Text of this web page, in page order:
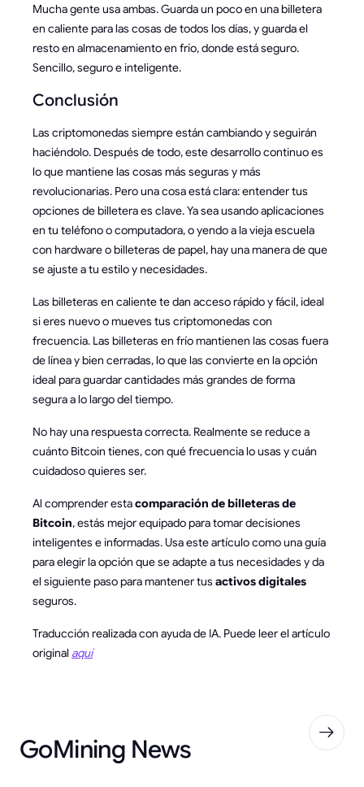
Mucha gente usa ambas. Guarda un poco en una billetera
en caliente para las cosas de todos los días, y guarda el
resto en almacenamiento en frío, donde está seguro.
Sencillo, seguro e inteligente.
Conclusión
Las criptomonedas siempre están cambiando y seguirán
haciéndolo. Después de todo, este desarrollo continuo es
lo que mantiene las cosas más seguras y más
revolucionarias. Pero una cosa está clara: entender tus
opciones de billetera es clave. Ya sea usando aplicaciones
en tu teléfono o computadora, o yendo a la vieja escuela
con hardware o billeteras de papel, hay una manera de que
se ajuste a tu estilo y necesidades.
Las billeteras en caliente te dan acceso rápido y fácil, ideal
si eres nuevo o mueves tus criptomonedas con
frecuencia. Las billeteras en frío mantienen las cosas fuera
de línea y bien cerradas, lo que las convierte en la opción
ideal para guardar cantidades más grandes de forma
segura a lo largo del tiempo.
No hay una respuesta correcta. Realmente se reduce a
cuánto Bitcoin tienes, con qué frecuencia lo usas y cuán
cuidadoso quieres ser.
Al comprender estacomparación de billeteras de
Bitcoin, estás mejor equipado para tomar decisiones
inteligentes e informadas. Usa este artículo como una guía
para elegir la opción que se adapte a tus necesidades y da
el siguiente paso para mantener tus activos digitales
seguros.
Traducción realizada con ayuda de IA. Puede leer el artículo
original aquí
GoMining News